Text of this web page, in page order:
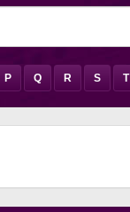
P Q R S T